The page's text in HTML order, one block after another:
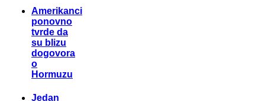
Amerikanci
ponovno
tvrde da
su blizu
dogovora
o
Hormuzu
Jedan